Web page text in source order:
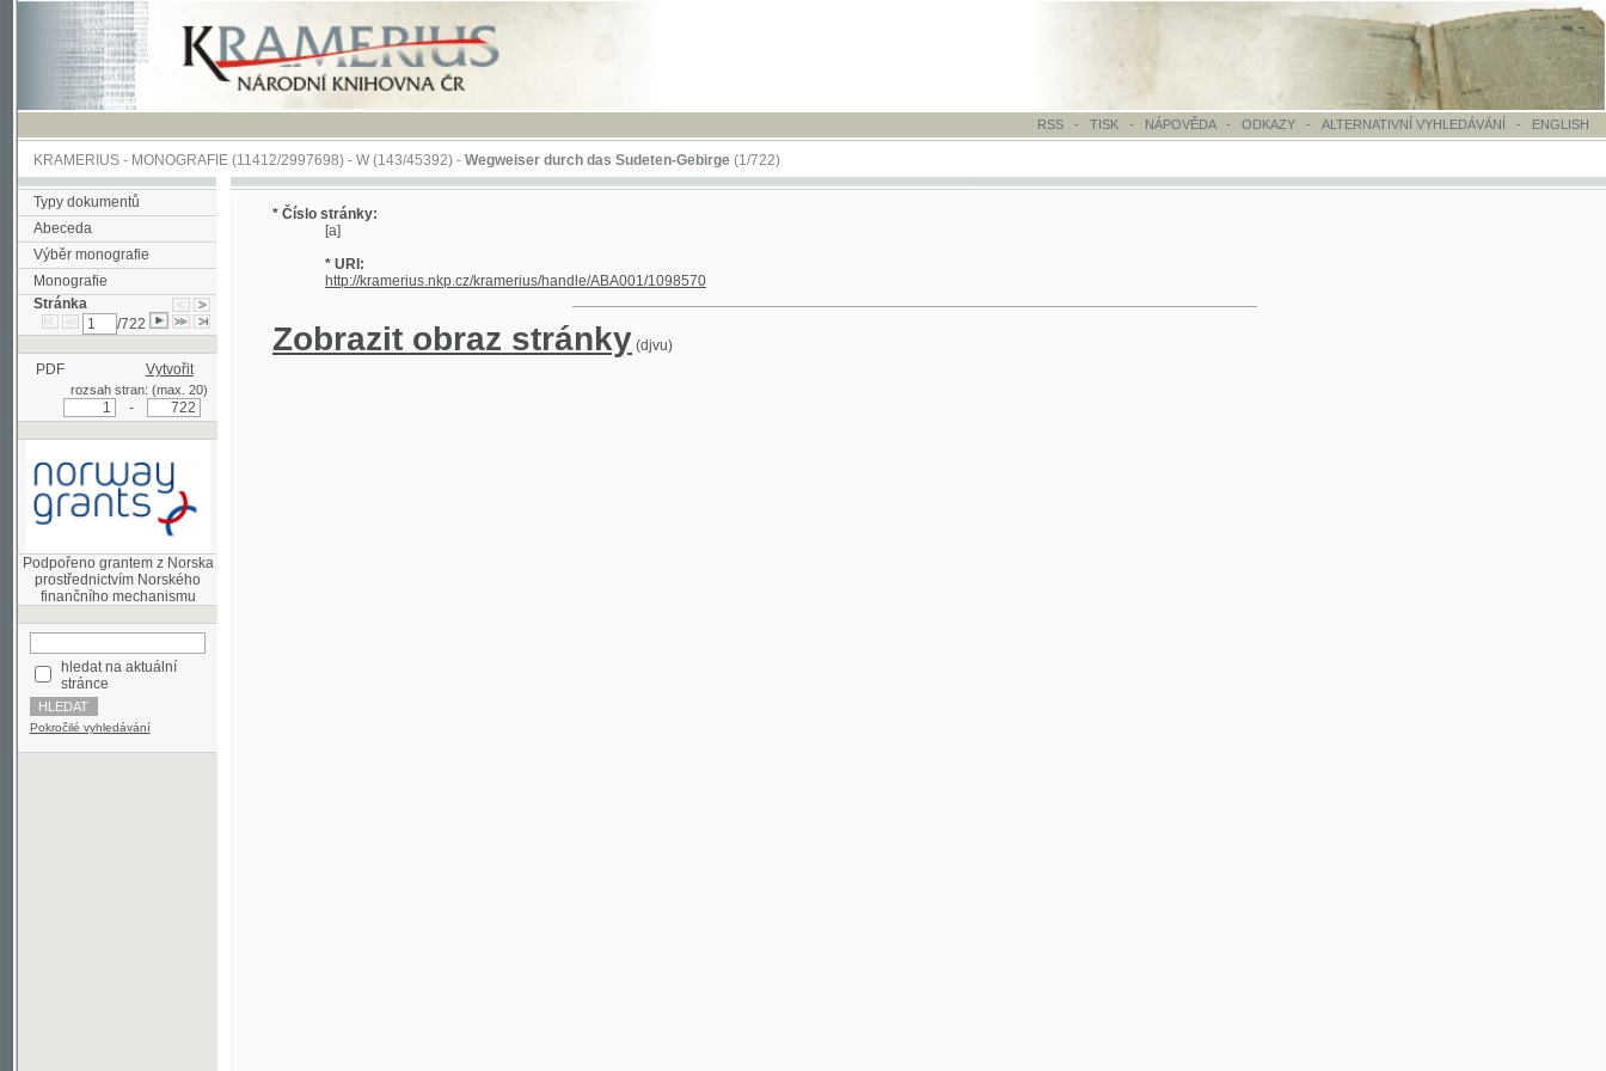
RSS - TISK-NÁPOVĚDA - ODKAZY - ALTERNATIVNÍ VYHLEDÁVÁNÍ- ENGLISH
KRAMERIUS-MONOGRAFIE(11412/2997698) -W (143/45392)-Wegweiser durch das Sudeten-Gebirge(1/722)
Typy dokumentů
Abeceda
Výběr monografie
Monografie
Stránka
/722
PDF Vytvořit
rozsah stran: (max. 20)
Podpořeno grantem z Norska
prostřednictvím Norského
hledat na aktuální
stránce
Pokročilé vyhledávání
* Číslo stránky:
[a]
* URI:
http://kramerius.nkp.cz/kramerius/handle/ABA001/1098570
Zobrazit obraz stránky